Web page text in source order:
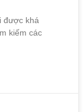
được khá
kiếm các